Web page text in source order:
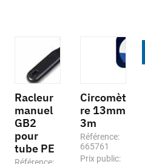
Racleur
manuel
GB2
pour
tube PE
Circomèt
re 13mm
3m
Référence:
665761
Prix public: